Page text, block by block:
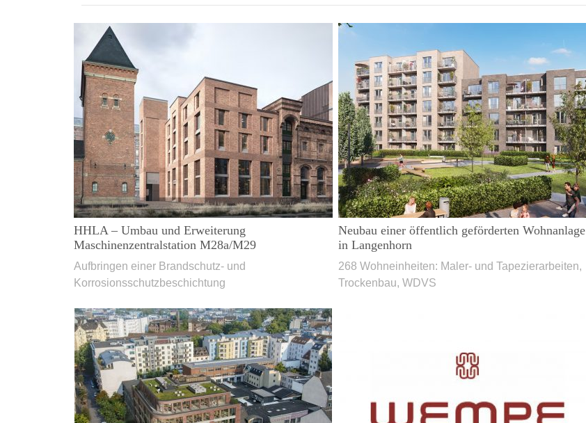
HHLA – Umbau und Erweiterung
Maschinenzentralstation M28a/M29
Aufbringen einer Brandschutz- und
Korrosionsschutzbeschichtung
Neubau einer öffentlich geförderten Wohnanlage
in Langenhorn
268 Wohneinheiten: Maler- und Tapezierarbeiten,
Trockenbau, WDVS